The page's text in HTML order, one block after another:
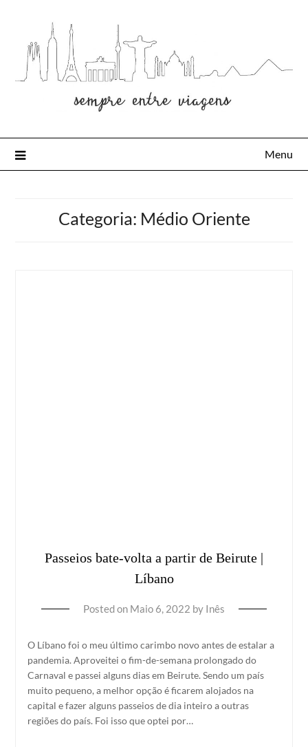
Menu
Categoria: Médio Oriente
Passeios bate-volta a partir de Beirute |
Líbano
Posted on Maio 6, 2022 by Inês
O Líbano foi o meu último carimbo novo antes de estalar a
pandemia. Aproveitei o fim-de-semana prolongado do
Carnaval e passei alguns dias em Beirute. Sendo um país
muito pequeno, a melhor opção é ficarem alojados na
capital e fazer alguns passeios de dia inteiro a outras
regiões do país. Foi isso que optei por…